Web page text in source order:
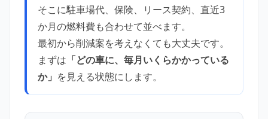
そこに駐車場代、保険、リース契約、直近3
か月の燃料費も合わせて並べます。
最初から削減案を考えなくても大丈夫です。
まずは 「どの車に、毎月いくらかかっている
か」 を見える状態にします。